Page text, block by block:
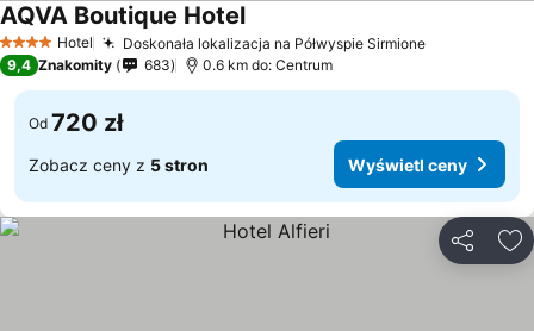
4 KategoriaHotel Doskonała lokalizacja na Półwyspie SirmioneWyświetl
AQVA Boutique HotelWyświetl ceny
9,4 Znakomity 683 0.6 km do: Centrum
Od 720 zł
Zobacz ceny z 5 stron Wyświetl ceny